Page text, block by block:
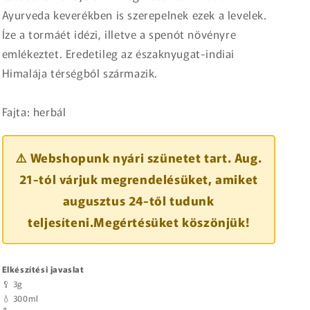
Ayurveda keverékben is szerepelnek ezek a levelek.
Íze a tormáét idézi, illetve a spenót növényre
emlékeztet. Eredetileg az északnyugat-indiai
Himalája térségből származik.
Fajta: herbál
⚠️ Webshopunk nyári szünetet tart. Aug.
21-tól várjuk megrendelésüket, amiket
augusztus 24-től tudunk
teljesíteni.Megértésüket köszönjük!
Elkészítési javaslat
🥄 3g
💧 300ml